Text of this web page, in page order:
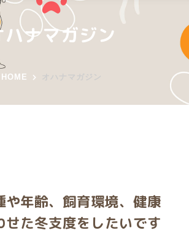
ハナマガジン
HOME
や年齢、飼育環境、健康
せた冬支度をしたいです